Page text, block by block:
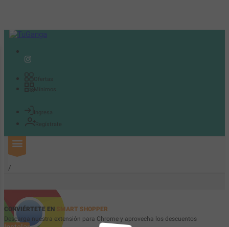
Ofertas
Mínimos
Ingresa
Regístrate
/
CONVIÉRTETE EN
SMART SHOPPER
Descarga nuestra extensión para Chrome y aprovecha los descuentos